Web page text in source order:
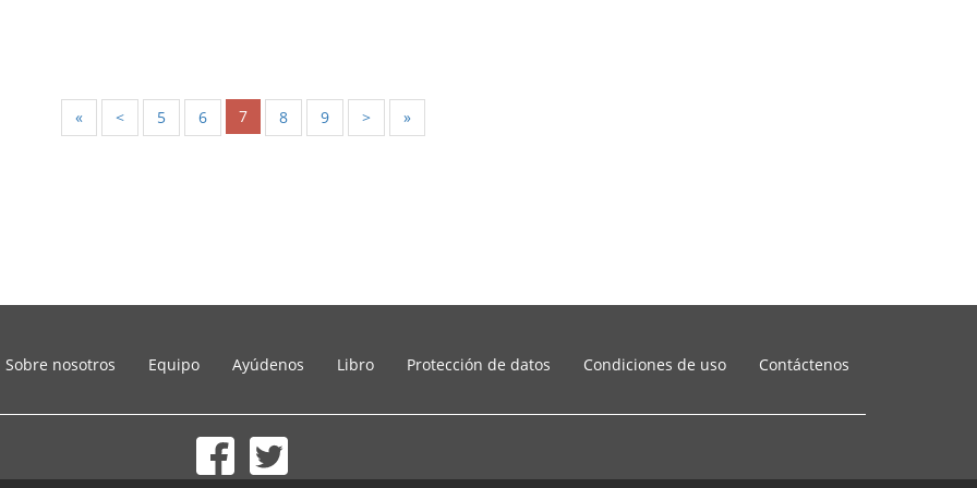
« < 5 6 7 8 9 > »
Sobre nosotros Equipo Ayúdenos Libro Protección de datos Condiciones de uso Contáctenos